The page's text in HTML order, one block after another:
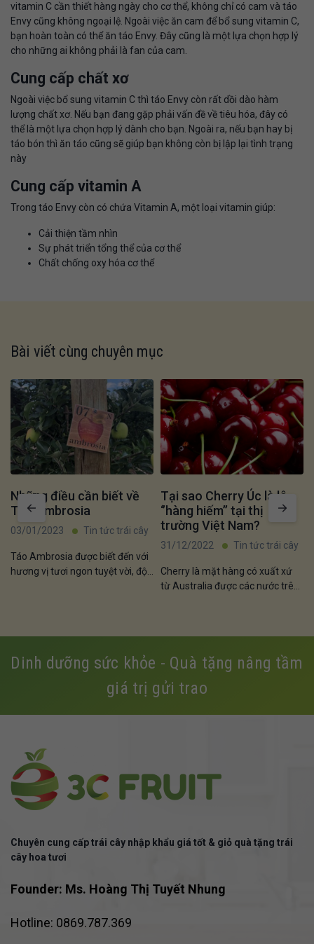
vitamin C cần thiết hàng ngày cho cơ thể, không chỉ có cam và táo
Envy cũng không ngoại lệ. Ngoài việc ăn cam để bổ sung vitamin C,
bạn hoàn toàn có thể ăn táo Envy. Đây cũng là một lựa chọn hợp lý
cho những ai không phải là fan của cam.
Cung cấp chất xơ
Ngoài việc bổ sung vitamin C thì táo Envy còn rất dồi dào hàm
lượng chất xơ. Nếu bạn đang gặp phải vấn đề về tiêu hóa, đây có
thể là một lựa chọn hợp lý dành cho bạn. Ngoài ra, nếu bạn hay bị
táo bón thì ăn táo cũng sẽ giúp bạn không còn bị lập lại tình trạng
này
Cung cấp vitamin A
Trong táo Envy còn có chứa Vitamin A, một loại vitamin giúp:
Cải thiện tầm nhìn
Sự phát triển tổng thể của cơ thể
Chất chống oxy hóa cơ thể
Bài viết cùng chuyên mục
Những điều cần biết về
Táo Ambrosia
03/01/2023 Tin tức trái cây
Táo Ambrosia được biết đến với
hương vị tươi ngon tuyệt vời, độ
giống Ambrosia. Hãy cùng 3C
FRUIT tìm hiểu thêm nhé!
Tại sao Cherry Úc là lô
‘’hàng hiếm’’ tại thị
trường Việt Nam?
31/12/2022 Tin tức trái cây
Cherry là mặt hàng có xuất xứ
từ Australia được các nước trên
tiêu thụ mạnh hơn những loại
trái cây khác. Hãy cùng 3C FRUIT
tìm hiểu ngay loại trái đặc biệt
Dinh dưỡng sức khỏe - Quà tặng nâng tầm
giá trị gửi trao
Chuyên cung cấp trái cây nhập khẩu giá tốt & giỏ quà tặng trái
cây hoa tươi
Founder: Ms. Hoàng Thị Tuyết Nhung
Hotline: 0869.787.369